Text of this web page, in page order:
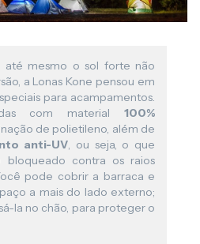
até mesmo o sol forte não
a Lonas Kone pensou em
para acampamentos.
com material 100%
de polietileno, além de
anti-UV, ou seja, o que
contra os raios
pode cobrir a barraca e
a mais do lado externo;
la no chão, para proteger o